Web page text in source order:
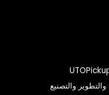
والتصنيع